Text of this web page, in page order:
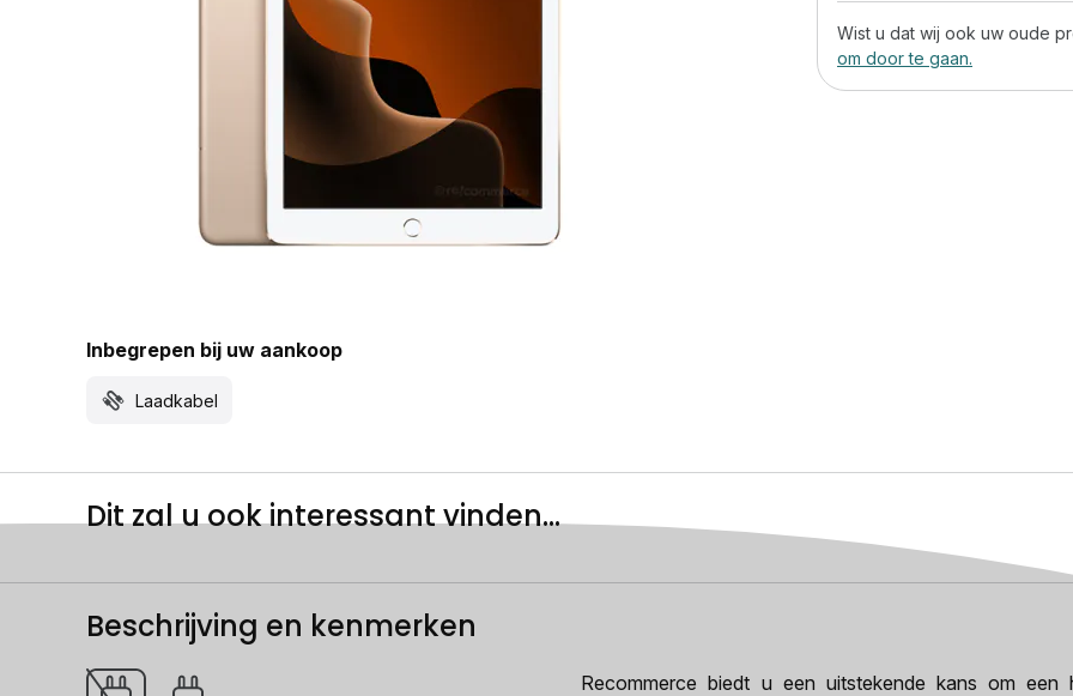
Inbegrepen bij uw aankoop
Laadkabel
Wist u dat wij ook uw oude
om door te gaan.
Dit zal u ook interessant vinden...
Beschrijving en kenmerken
Recommerce biedt u een uitstekende kans om